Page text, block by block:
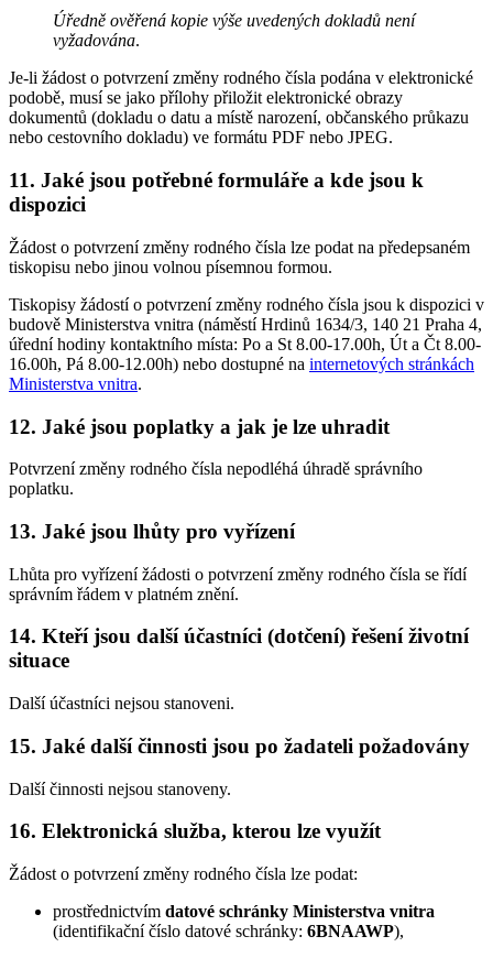
Úředně ověřená kopie výše uvedených dokladů není
vyžadována.
Je-li žádost o potvrzení změny rodného čísla podána v elektronické
podobě, musí se jako přílohy přiložit elektronické obrazy
dokumentů (dokladu o datu a místě narození, občanského průkazu
nebo cestovního dokladu) ve formátu PDF nebo JPEG.
11. Jaké jsou potřebné formuláře a kde jsou k
dispozici
Žádost o potvrzení změny rodného čísla lze podat na předepsaném
tiskopisu nebo jinou volnou písemnou formou.
Tiskopisy žádostí o potvrzení změny rodného čísla jsou k dispozici v
budově Ministerstva vnitra (náměstí Hrdinů 1634/3, 140 21 Praha 4,
úřední hodiny kontaktního místa: Po a St 8.00-17.00h, Út a Čt 8.00-
16.00h, Pá 8.00-12.00h) nebo dostupné na internetových stránkách
Ministerstva vnitra.
12. Jaké jsou poplatky a jak je lze uhradit
Potvrzení změny rodného čísla nepodléhá úhradě správního
poplatku.
13. Jaké jsou lhůty pro vyřízení
Lhůta pro vyřízení žádosti o potvrzení změny rodného čísla se řídí
správním řádem v platném znění.
14. Kteří jsou další účastníci (dotčení) řešení životní
situace
Další účastníci nejsou stanoveni.
15. Jaké další činnosti jsou po žadateli požadovány
Další činnosti nejsou stanoveny.
16. Elektronická služba, kterou lze využít
Žádost o potvrzení změny rodného čísla lze podat:
prostřednictvím datové schránky Ministerstva vnitra
(identifikační číslo datové schránky: 6BNAAWP),